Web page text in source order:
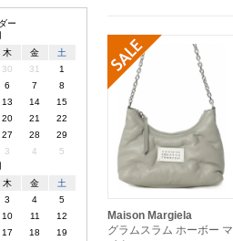
Maison Margiela
グラムスラム ホーボー マ
ー
木 金
土
30 31
1
6 7
8
13 14
15
20 21
22
27 28
29
3 4
5
木 金
土
3 4
5
10 11
12
17 18
19